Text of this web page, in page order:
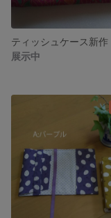
ティッシュケース新作
展示中